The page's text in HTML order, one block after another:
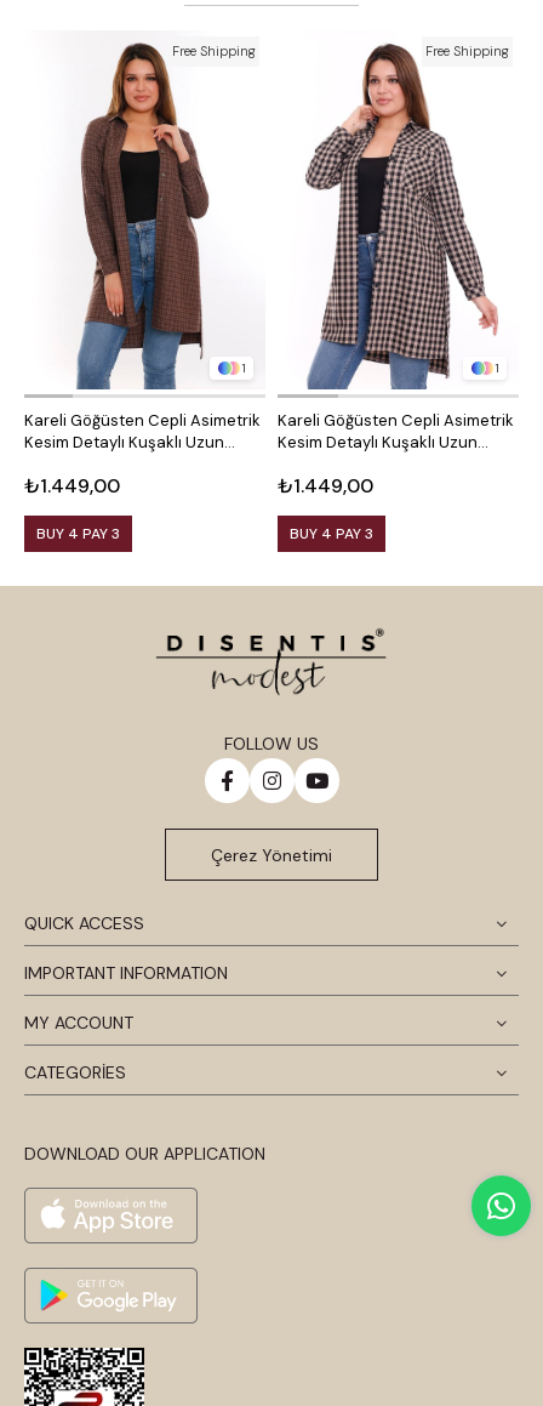
1
Kareli Göğüsten Cepli Asimetrik
Kesim Detaylı Kuşaklı Uzun
₺1.449,00
BUY 4 PAY 3
Free Shipping
1
Kareli Göğüsten Cepli Asimetrik
Kesim Detaylı Kuşaklı Uzun
₺1.449,00
BUY 4 PAY 3
Free Shipping
QUICK ACCESS
IMPORTANT INFORMATION
MY ACCOUNT
CATEGORİES
DOWNLOAD OUR APPLICATION
FOLLOW US
Çerez Yönetimi